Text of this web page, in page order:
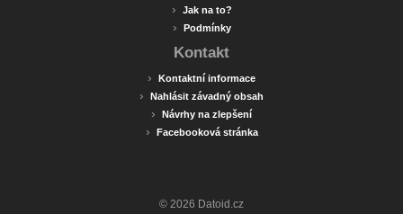
› Jak na to?
› Podmínky
Kontakt
› Kontaktní informace
› Nahlásit závadný obsah
› Návrhy na zlepšení
› Facebooková stránka
© 2026 Datoid.cz